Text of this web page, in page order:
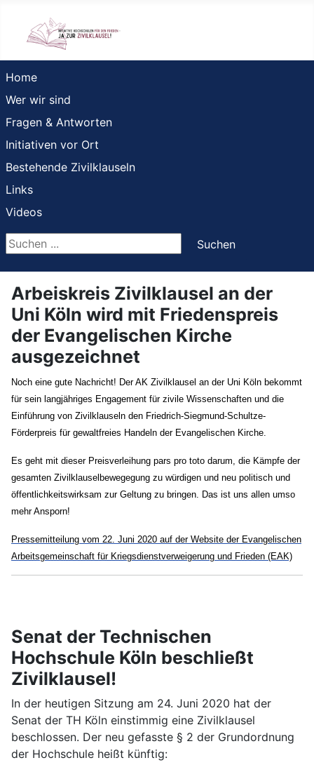
Home
Wer wir sind
Fragen & Antworten
Initiativen vor Ort
Bestehende Zivilklauseln
Links
Videos
Suchen ...
Suchen
Arbeiskreis Zivilklausel an der
Uni Köln wird mit Friedenspreis
der Evangelischen Kirche
ausgezeichnet
Noch eine gute Nachricht! Der AK Zivilklausel an der Uni Köln bekommt
für sein langjähriges Engagement für zivile Wissenschaften und die
Einführung von Zivilklauseln den Friedrich-Siegmund-Schultze-
Förderpreis für gewaltfreies Handeln der Evangelischen Kirche.
Es geht mit dieser Preisverleihung pars pro toto darum, die Kämpfe der
gesamten Zivilklauselbewegegung zu würdigen und neu politisch und
öffentlichkeitswirksam zur Geltung zu bringen. Das ist uns allen umso
mehr Ansporn!
Pressemitteilung vom 22. Juni 2020 auf der Website der Evangelischen
Arbeitsgemeinschaft für Kriegsdienstverweigerung und Frieden (EAK)
Senat der Technischen
Hochschule Köln beschließt
Zivilklausel!
In der heutigen Sitzung am 24. Juni 2020 hat der
Senat der TH Köln einstimmig eine Zivilklausel
beschlossen. Der neu gefasste § 2 der Grundordnung
der Hochschule heißt künftig: